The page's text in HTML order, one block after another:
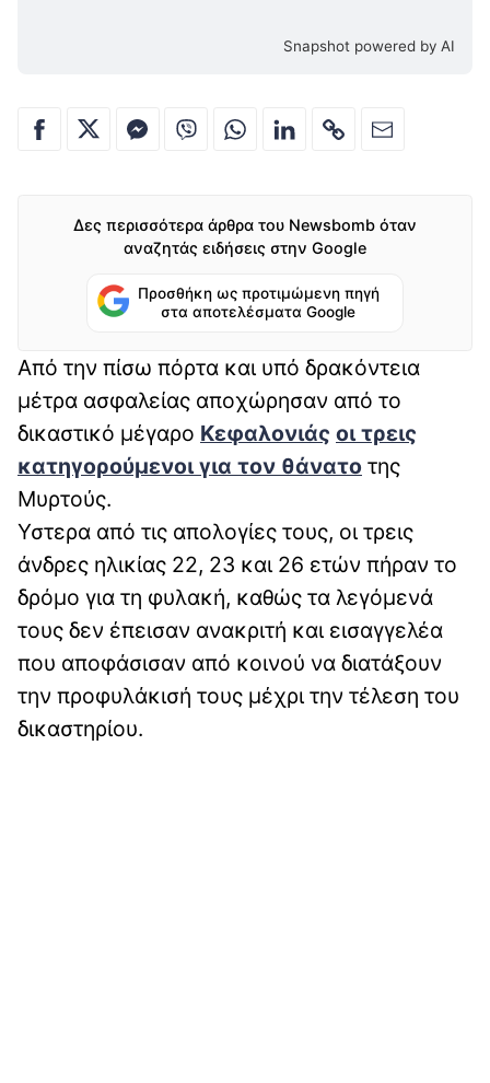
Snapshot powered by AI
Δες περισσότερα άρθρα του Newsbomb όταν
αναζητάς ειδήσεις στην Google
Προσθήκη ως προτιμώμενη πηγή
στα αποτελέσματα Google
Από την πίσω πόρτα και υπό δρακόντεια
μέτρα ασφαλείας αποχώρησαν από το
δικαστικό μέγαρο Κεφαλονιάς οι τρεις
κατηγορούμενοι για τον θάνατο της
Μυρτούς.
Υστερα από τις απολογίες τους, οι τρεις
άνδρες ηλικίας 22, 23 και 26 ετών πήραν το
δρόμο για τη φυλακή, καθώς τα λεγόμενά
τους δεν έπεισαν ανακριτή και εισαγγελέα
που αποφάσισαν από κοινού να διατάξουν
την προφυλάκισή τους μέχρι την τέλεση του
δικαστηρίου.